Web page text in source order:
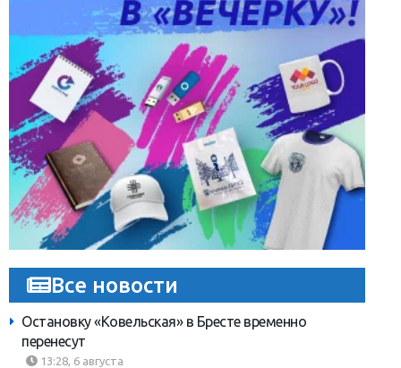
Все новости
Остановку «Ковельская» в Бресте временно
перенесут
13:28, 6 августа